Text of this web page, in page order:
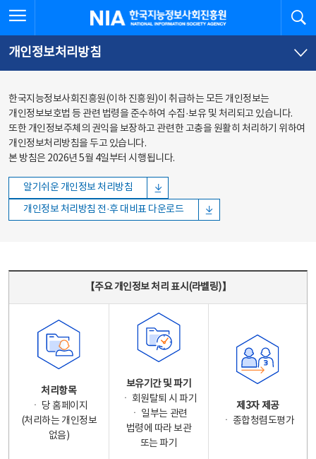
바로가기
바로가기
한국지능정보사회진흥원
개인정보처리방침
한국지능정보사회진흥원(이하 진흥원)이 취급하는 모든 개인정보는
개인정보보호법 등 관련 법령을 준수하여 수집·보유 및 처리되고 있습니다.
또한 개인정보주체의 권익을 보장하고 관련한 고충을 원활히 처리하기 위하여
개인정보처리방침을 두고 있습니다.
본 방침은 2026년 5월 4일부터 시행됩니다.
알기쉬운 개인정보 처리방침
개인정보 처리방침 전·후 대비표 다운로드
【주요 개인정보 처리 표시(라벨링)】
처리항목
ㆍ 당 홈페이지
(처리하는 개인정보
없음)
보유기간 및 파기
ㆍ 회원탈퇴 시 파기
ㆍ 일부는 관련
법령에 따라 보관
또는 파기
제3자 제공
ㆍ 종합청렴도평가